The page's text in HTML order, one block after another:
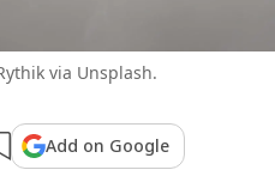
via Unsplash.
Add on Google